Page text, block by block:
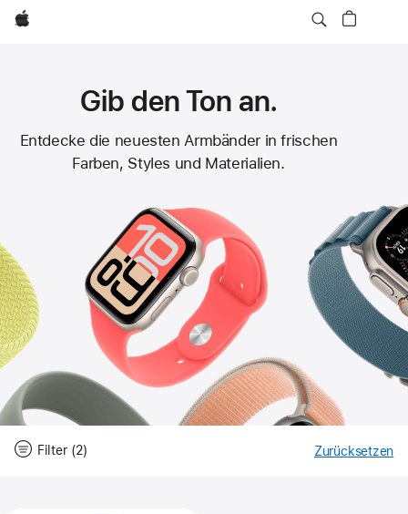
Apple
Apple
Armbänder
Gib den Ton an.
Entdecke die neuesten Armbänder in frischen
Farben, Styles und Materialien.
Filter (2) Zurücksetzen